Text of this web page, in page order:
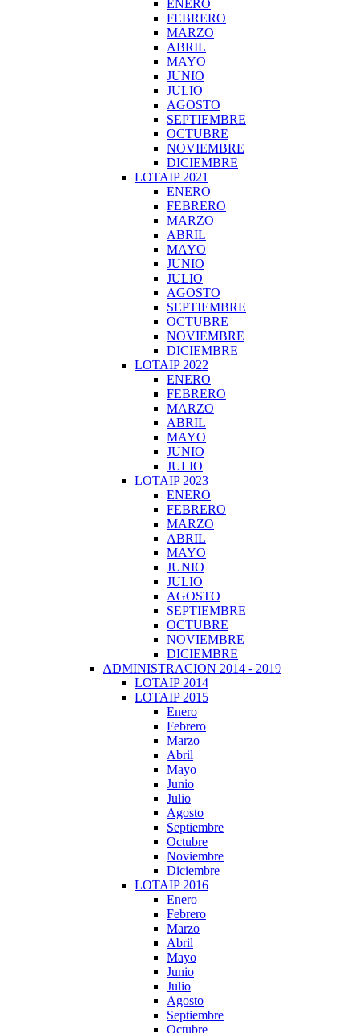
ENERO
FEBRERO
MARZO
ABRIL
MAYO
JUNIO
JULIO
AGOSTO
SEPTIEMBRE
OCTUBRE
NOVIEMBRE
DICIEMBRE
LOTAIP 2021
ENERO
FEBRERO
MARZO
ABRIL
MAYO
JUNIO
JULIO
AGOSTO
SEPTIEMBRE
OCTUBRE
NOVIEMBRE
DICIEMBRE
LOTAIP 2022
ENERO
FEBRERO
MARZO
ABRIL
MAYO
JUNIO
JULIO
LOTAIP 2023
ENERO
FEBRERO
MARZO
ABRIL
MAYO
JUNIO
JULIO
AGOSTO
SEPTIEMBRE
OCTUBRE
NOVIEMBRE
DICIEMBRE
ADMINISTRACION 2014 - 2019
LOTAIP 2014
LOTAIP 2015
Enero
Febrero
Marzo
Abril
Mayo
Junio
Julio
Agosto
Septiembre
Octubre
Noviembre
Diciembre
LOTAIP 2016
Enero
Febrero
Marzo
Abril
Mayo
Junio
Julio
Agosto
Septiembre
Octubre